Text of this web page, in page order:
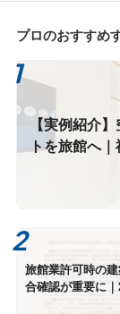
プロのおすすめ
【実例紹介
トを旅館へ
旅館業許可時の
合確認が重要に